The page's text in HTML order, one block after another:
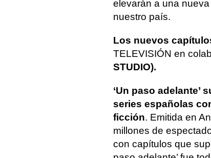
elevarán a una
nuestro país.
Los nuevos
TELEVISIÓN en
STUDIO).
‘Un paso adelante’
series españolas
ficción. Emitida en
millones de
con capítulos que